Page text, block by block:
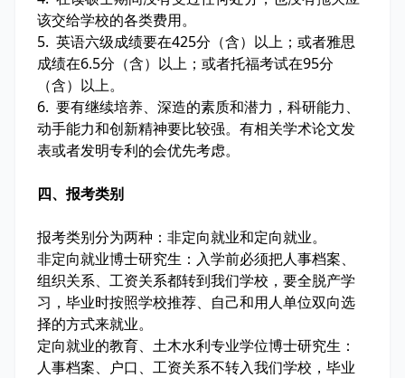
该交给学校的各类费用。
5. 英语六级成绩要在425分（含）以上；或者雅思
成绩在6.5分（含）以上；或者托福考试在95分
（含）以上。
6. 要有继续培养、深造的素质和潜力，科研能力、
动手能力和创新精神要比较强。有相关学术论文发
表或者发明专利的会优先考虑。
四、报考类别
报考类别分为两种：非定向就业和定向就业。
非定向就业博士研究生：入学前必须把人事档案、
组织关系、工资关系都转到我们学校，要全脱产学
习，毕业时按照学校推荐、自己和用人单位双向选
择的方式来就业。
定向就业的教育、土木水利专业学位博士研究生：
人事档案、户口、工资关系不转入我们学校，毕业